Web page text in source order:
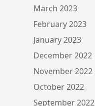
March 2023
February 2023
January 2023
December 2022
November 2022
October 2022
September 2022